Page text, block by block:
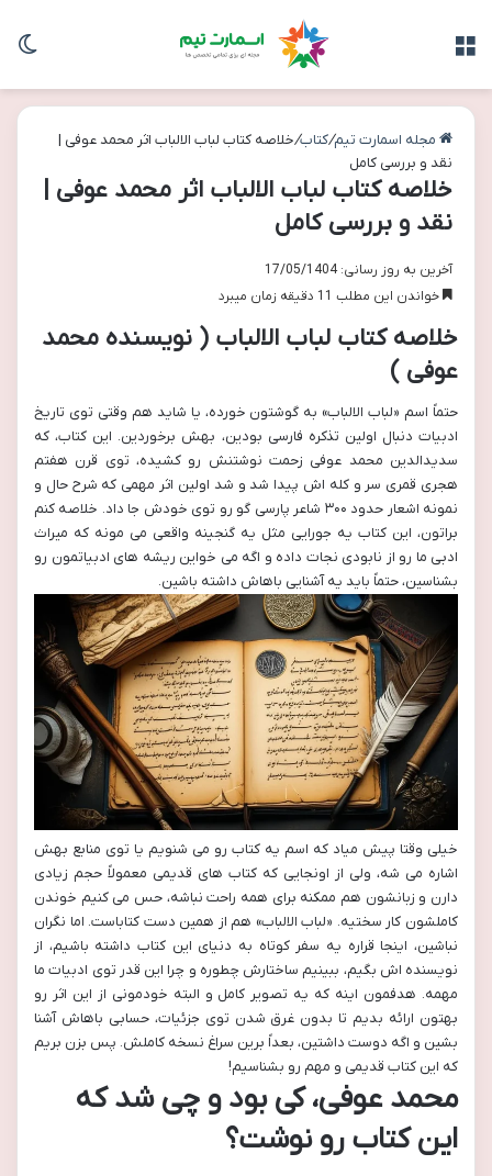
مجله اسمارت تیم/کتاب/خلاصه کتاب لباب الالباب اثر محمد عوفی |
نقد و بررسی کامل
خلاصه کتاب لباب الالباب اثر محمد عوفی |
نقد و بررسی کامل
آخرین به روز رسانی: 17/05/1404
خواندن این مطلب 11 دقیقه زمان میبرد
خلاصه کتاب لباب الالباب ( نویسنده محمد
عوفی )
حتماً اسم «لباب الالباب» به گوشتون خورده، یا شاید هم وقتی توی تاریخ
ادبیات دنبال اولین تذکره فارسی بودین، بهش برخوردین. این کتاب، که
سدیدالدین محمد عوفی زحمت نوشتنش رو کشیده، توی قرن هفتم
هجری قمری سر و کله اش پیدا شد و شد اولین اثر مهمی که شرح حال و
نمونه اشعار حدود ۳۰۰ شاعر پارسی گو رو توی خودش جا داد. خلاصه کنم
براتون، این کتاب یه جورایی مثل یه گنجینه واقعی می مونه که میراث
ادبی ما رو از نابودی نجات داده و اگه می خواین ریشه های ادبیاتمون رو
بشناسین، حتماً باید یه آشنایی باهاش داشته باشین.
خیلی وقتا پیش میاد که اسم یه کتاب رو می شنویم یا توی منابع بهش
اشاره می شه، ولی از اونجایی که کتاب های قدیمی معمولاً حجم زیادی
دارن و زبانشون هم ممکنه برای همه راحت نباشه، حس می کنیم خوندن
کاملشون کار سختیه. «لباب الالباب» هم از همین دست کتاباست. اما نگران
نباشین، اینجا قراره یه سفر کوتاه به دنیای این کتاب داشته باشیم، از
نویسنده اش بگیم، ببینیم ساختارش چطوره و چرا این قدر توی ادبیات ما
مهمه. هدفمون اینه که یه تصویر کامل و البته خودمونی از این اثر رو
بهتون ارائه بدیم تا بدون غرق شدن توی جزئیات، حسابی باهاش آشنا
بشین و اگه دوست داشتین، بعداً برین سراغ نسخه کاملش. پس بزن بریم
که این کتاب قدیمی و مهم رو بشناسیم!
محمد عوفی، کی بود و چی شد که
این کتاب رو نوشت؟